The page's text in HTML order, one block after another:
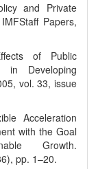
and Private
Papers,
of Public
in Developing
vol. 33, issue
Acceleration
with the Goal
Growth.
pp. 1–20.